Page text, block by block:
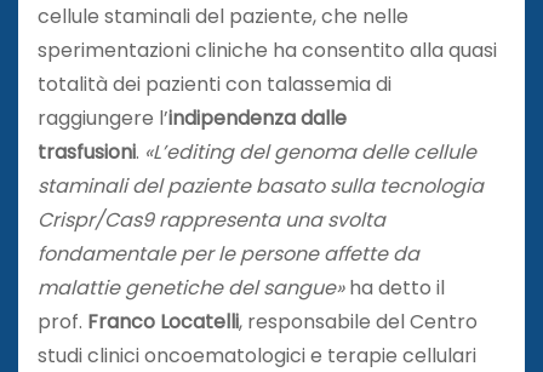
cellule staminali del paziente, che nelle
sperimentazioni cliniche ha consentito alla quasi
totalità dei pazienti con talassemia di
raggiungere l’indipendenza dalle
trasfusioni. «L’editing del genoma delle cellule
staminali del paziente basato sulla tecnologia
Crispr/Cas9 rappresenta una svolta
fondamentale per le persone affette da
malattie genetiche del sangue»ha detto il
prof. Franco Locatelli, responsabile del Centro
studi clinici oncoematologici e terapie cellulari